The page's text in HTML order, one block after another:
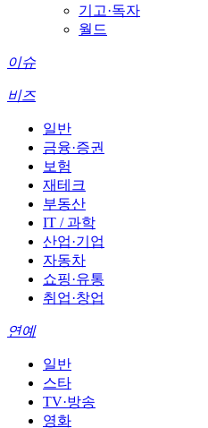
기고·독자
월드
이슈
비즈
일반
금융·증권
보험
재테크
부동산
IT / 과학
산업·기업
자동차
쇼핑·유통
취업·창업
연예
일반
스타
TV·방송
영화